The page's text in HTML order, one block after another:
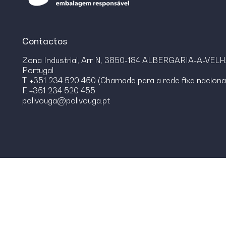
Contactos
Zona Industrial, Arr N, 3850-184 ALBERGARIA-A-
Portugal
T. +351 234 520 450 (Chamada para a rede fixa
F. +351 234 520 455
polivouga@polivouga.pt